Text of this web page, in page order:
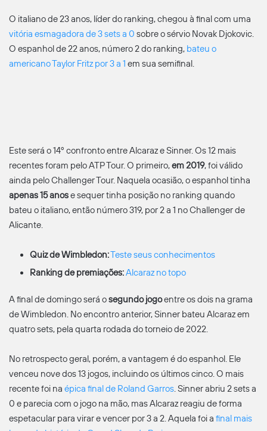
O italiano de 23 anos, líder do ranking, chegou à final com uma
vitória esmagadora de 3 sets a 0 sobre o sérvio Novak Djokovic.
O espanhol de 22 anos, número 2 do ranking, bateu o
americano Taylor Fritz por 3 a 1 em sua semifinal.
Este será o 14º confronto entre Alcaraz e Sinner. Os 12 mais
recentes foram pelo ATP Tour. O primeiro,em 2019, foi válido
ainda pelo Challenger Tour. Naquela ocasião, o espanhol tinha
apenas 15 anose sequer tinha posição no ranking quando
bateu o italiano, então número 319, por 2 a 1 no Challenger de
Alicante.
Quiz de Wimbledon:Teste seus conhecimentos
Ranking de premiações:Alcaraz no topo
A final de domingo será osegundo jogoentre os dois na grama
de Wimbledon. No encontro anterior, Sinner bateu Alcaraz em
quatro sets, pela quarta rodada do torneio de 2022.
No retrospecto geral, porém, a vantagem é do espanhol. Ele
venceu nove dos 13 jogos, incluindo os últimos cinco. O mais
recente foi na épica final de Roland Garros. Sinner abriu 2 sets a
0 e parecia com o jogo na mão, mas Alcaraz reagiu de forma
espetacular para virar e vencer por 3 a 2. Aquela foi a final mais